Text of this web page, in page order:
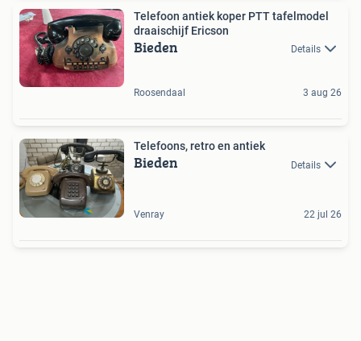
Telefoon antiek koper PTT tafelmodel
draaischijf Ericson
Bieden Details
Roosendaal 3 aug 26
Telefoons, retro en antiek
Bieden Details
Venray 22 jul 26